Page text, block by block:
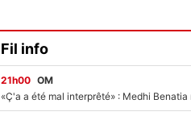
Fil info
21h00 OM